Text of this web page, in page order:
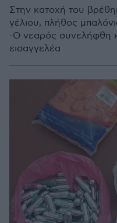
Στην κατοχή του
γέλιου, πλήθος
-Ο νεαρός συνελήφθη
εισαγγελέα